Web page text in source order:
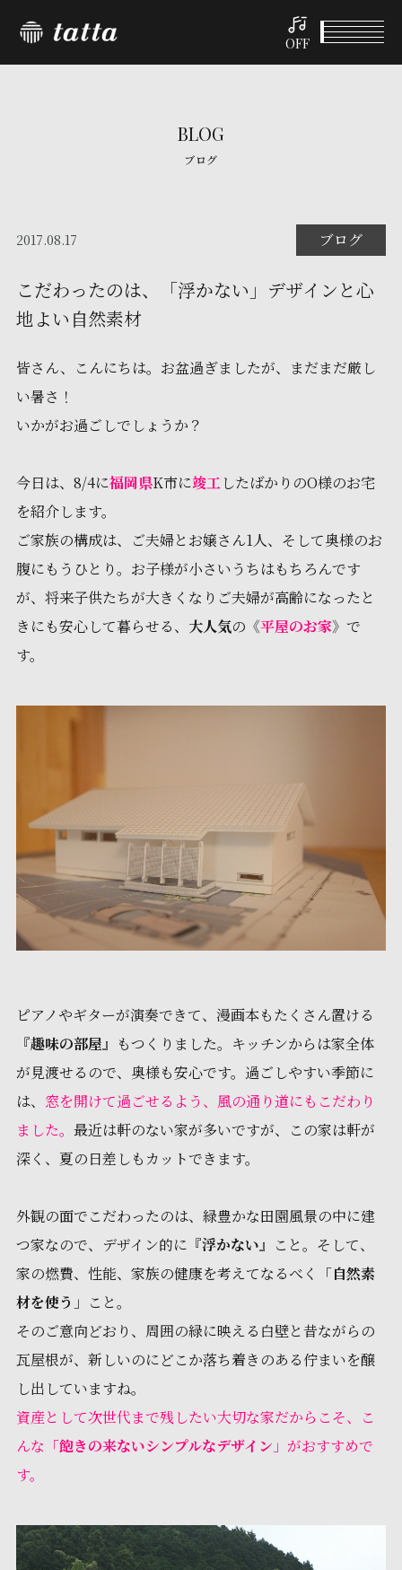
OFF
BLOG
ブログ
2017.08.17 ブログ
こだわったのは、「浮かない」デザインと心
地よい自然素材
皆さん、こんにちは。お盆過ぎましたが、まだまだ厳し
い暑さ！
いかがお過ごしでしょうか？
今日は、8/4に福岡県K市に竣工したばかりのO様のお宅
を紹介します。
ご家族の構成は、ご夫婦とお嬢さん1人、そして奥様のお
腹にもうひとり。お子様が小さいうちはもちろんです
が、将来子供たちが大きくなりご夫婦が高齢になったと
きにも安心して暮らせる、 大人気の《平屋のお家》で
す。
ピアノやギターが演奏できて、漫画本もたくさん置ける
『趣味の部屋』もつくりました。キッチンからは家全体
が見渡せるので、奥様も安心です。過ごしやすい季節に
は、 窓を開けて過ごせるよう、風の通り道にもこだわり
ました。 最近は軒のない家が多いですが、この家は軒が
深く、夏の日差しもカットできます。
外観の面でこだわったのは、緑豊かな田園風景の中に建
つ家なので、デザイン的に『浮かない』こと。そして、
家の燃費、性能、家族の健康を考えてなるべく「自然素
材を使う 」こと。
そのご意向どおり、周囲の緑に映える白壁と昔ながらの
瓦屋根が、新しいのにどこか落ち着きのある佇まいを醸
し出していますね。
資産として次世代まで残したい大切な家だからこそ、こ
んな「飽きの来ないシンプルなデザイン 」がおすすめで
す。